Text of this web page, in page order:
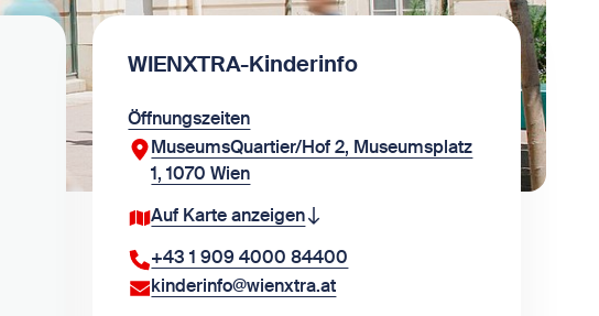
WIENXTRA-Kinderinfo
Öffnungszeiten
MuseumsQuartier/Hof 2, Museumsplatz
1, 1070 Wien
Auf Karte anzeigen
+43 1 909 4000 84400
kinderinfo@wienxtra.at